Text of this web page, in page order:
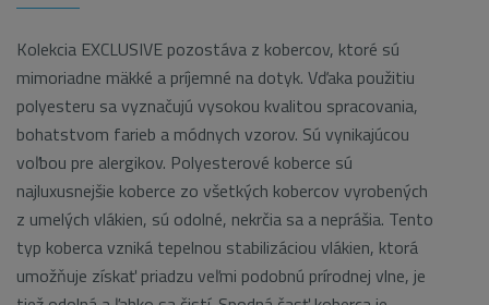
Kolekcia EXCLUSIVE pozostáva z kobercov, ktoré sú
mimoriadne mäkké a príjemné na dotyk. Vďaka použitiu
polyesteru sa vyznačujú vysokou kvalitou spracovania,
bohatstvom farieb a módnych vzorov. Sú vynikajúcou
voľbou pre alergikov. Polyesterové koberce sú
najluxusnejšie koberce zo všetkých kobercov vyrobených
z umelých vlákien, sú odolné, nekrčia sa a neprášia. Tento
typ koberca vzniká tepelnou stabilizáciou vlákien, ktorá
umožňuje získať priadzu veľmi podobnú prírodnej vlne, je